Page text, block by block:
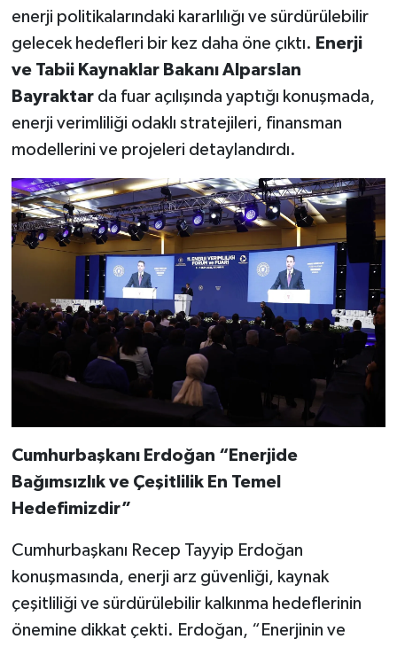
enerji politikalarındaki kararlılığı ve sürdürülebilir
gelecek hedefleri bir kez daha öne çıktı. Enerji
ve Tabii Kaynaklar Bakanı Alparslan
Bayraktarda fuar açılışında yaptığı konuşmada,
enerji verimliliği odaklı stratejileri, finansman
modellerini ve projeleri detaylandırdı.
Cumhurbaşkanı Erdoğan “Enerjide
Bağımsızlık ve Çeşitlilik En Temel
Hedefimizdir”
Cumhurbaşkanı Recep Tayyip Erdoğan
konuşmasında, enerji arz güvenliği, kaynak
çeşitliliği ve sürdürülebilir kalkınma hedeflerinin
önemine dikkat çekti. Erdoğan, “Enerjinin ve